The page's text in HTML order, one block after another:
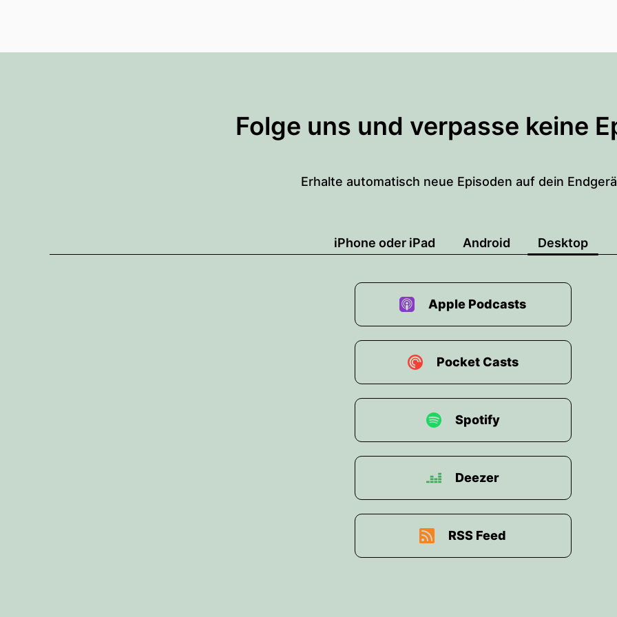
Folge uns und verpasse keine
Erhalte automatisch neue Episoden auf dein
iPhone oder iPad Android Desktop
Apple Podcasts
Pocket Casts
Spotify
Deezer
RSS Feed